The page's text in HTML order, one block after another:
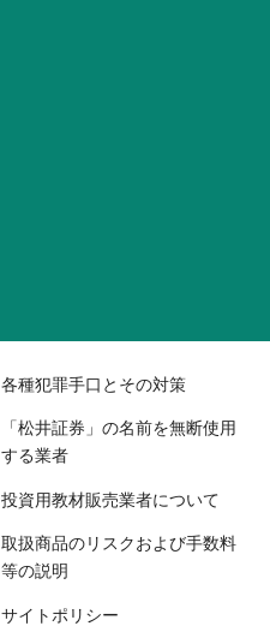
各種犯罪手口とその対策
「松井証券」の名前を無断使用
する業者
投資用教材販売業者について
取扱商品のリスクおよび手数料
等の説明
サイトポリシー